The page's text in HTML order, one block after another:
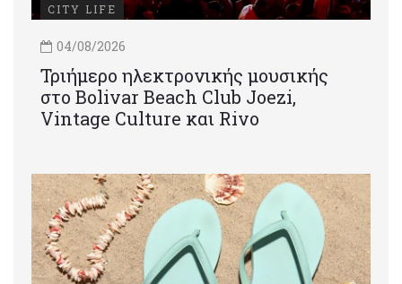
CITY LIFE
04/08/2026
Τριήμερο ηλεκτρονικής μουσικής
στο Bolivar Beach Club Joezi,
Vintage Culture και Rivo